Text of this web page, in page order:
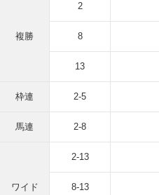
複勝
2
8
13
枠連 2-5
馬連 2-8
ワイド
2-13
8-13